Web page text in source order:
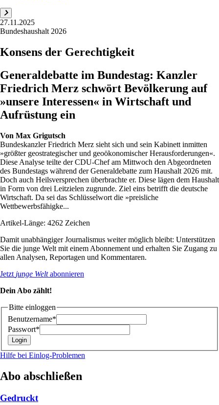
27.11.2025
Bundeshaushalt 2026
Konsens der Gerechtigkeit
Generaldebatte im Bundestag: Kanzler
Friedrich Merz schwört Bevölkerung auf
»unsere Interessen« in Wirtschaft und
Aufrüstung ein
Von Max Grigutsch
Bundeskanzler Friedrich Merz sieht sich und sein Kabinett inmitten
»größter geostrategischer und geoökonomischer Herausforderungen«.
Diese Analyse teilte der CDU-Chef am Mittwoch den Abgeordneten
des Bundestags während der Generaldebatte zum Haushalt 2026 mit.
Doch auch Heilsversprechen überbrachte er. Diese lägen dem Haushalt
in Form von drei Leitzielen zugrunde. Ziel eins betrifft die deutsche
Wirtschaft. Da sei das Schlüsselwort die »preisliche
Wettbewerbsfähigke...
Artikel-Länge: 4262 Zeichen
Damit unabhängiger Journalismus weiter möglich bleibt: Unterstützen
Sie die junge Welt mit einem Abonnement und erhalten Sie Zugang zu
allen Analysen, Reportagen und Kommentaren.
Jetzt junge Weltabonnieren
Dein Abo zählt!
Bitte einloggen
Benutzername*
Passwort*
Hilfe bei Einlog-Problemen
Abo abschließen
Gedruckt